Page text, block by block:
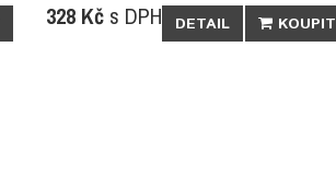
328 Kčs DPH DETAIL KOUPIT